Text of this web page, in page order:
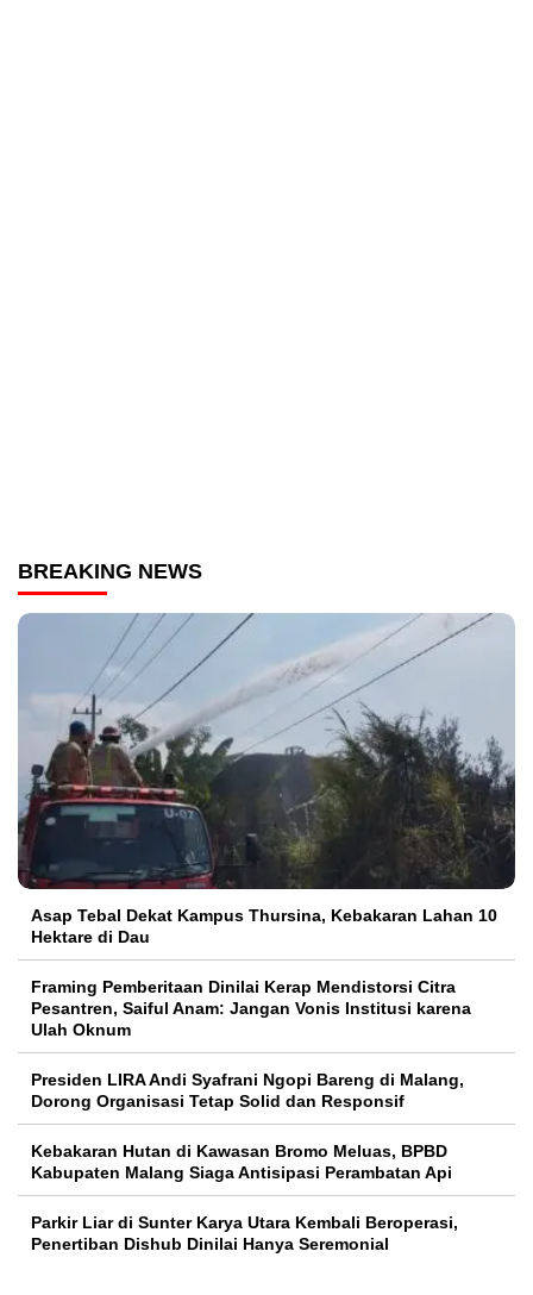
BREAKING NEWS
Asap Tebal Dekat Kampus Thursina, Kebakaran Lahan 10
Hektare di Dau
Framing Pemberitaan Dinilai Kerap Mendistorsi Citra
Pesantren, Saiful Anam: Jangan Vonis Institusi karena
Ulah Oknum
Presiden LIRA Andi Syafrani Ngopi Bareng di Malang,
Dorong Organisasi Tetap Solid dan Responsif
Kebakaran Hutan di Kawasan Bromo Meluas, BPBD
Kabupaten Malang Siaga Antisipasi Perambatan Api
Parkir Liar di Sunter Karya Utara Kembali Beroperasi,
Penertiban Dishub Dinilai Hanya Seremonial